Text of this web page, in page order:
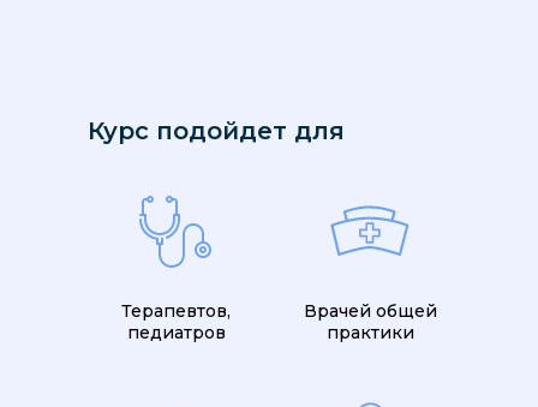
Курс подойдет для
Терапевтов,
педиатров
Врачей общей
практики